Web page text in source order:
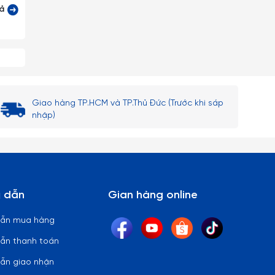
Giao hàng TP.HCM và TP.Thủ Đức (Trước khi sáp
nhập)
dẫn
mua hàng
thanh toán
giao nhận
Gian hàng online